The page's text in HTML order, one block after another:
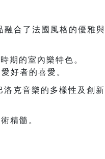
融合了法國風格的優雅與
期的室內樂特色。
好者的喜愛。
克音樂的多樣性及創新
精髓。